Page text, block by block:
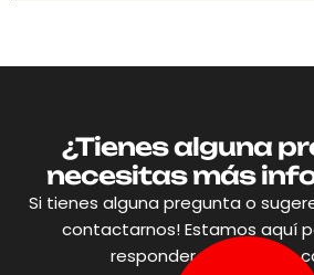
¿Tienes alguna
necesitas más
Si tienes alguna pregunta o
contactarnos! Estamos aquí
responder a todas tus